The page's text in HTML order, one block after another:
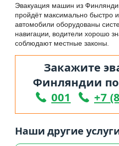
Эвакуация машин из
пройдёт максимально быстро
автомобили оборудованы
навигации, водители хорошо
соблюдают местные законы.
Закажите
Финляндии
001
+7
Наши другие